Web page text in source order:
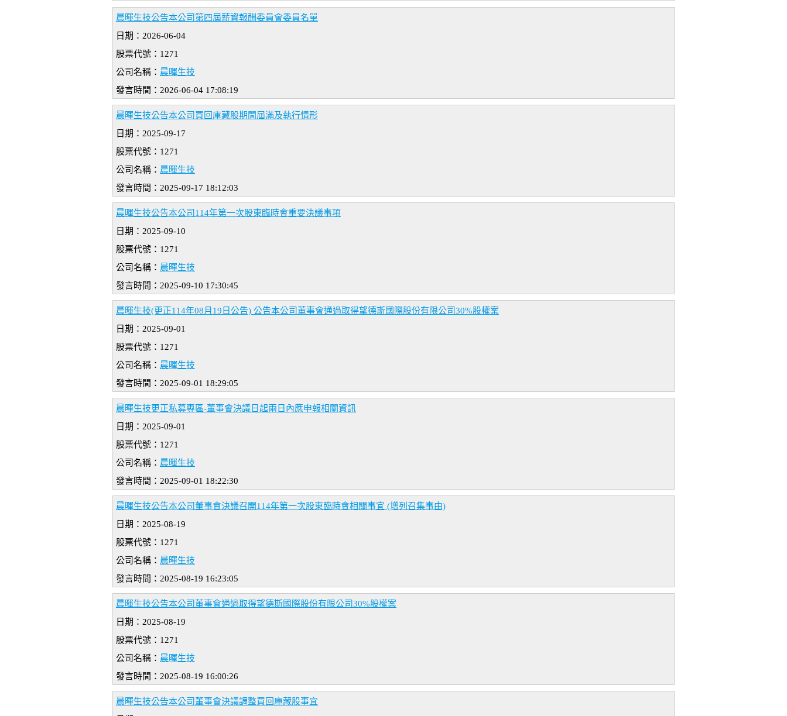
晨暉生技公告本公司第四屆薪資報酬委員會委員名單
日期：2026-06-04
股票代號：1271
公司名稱： 晨暉生技
發言時間：2026-06-04 17:08:19
晨暉生技公告本公司買回庫藏股期間屆滿及執行情形
日期：2025-09-17
股票代號：1271
公司名稱： 晨暉生技
發言時間：2025-09-17 18:12:03
晨暉生技公告本公司114年第一次股東臨時會重要決議事項
日期：2025-09-10
股票代號：1271
公司名稱： 晨暉生技
發言時間：2025-09-10 17:30:45
晨暉生技(更正114年08月19日公告) 公告本公司董事會通過取得望德斯國際股份有限公司30%股權案
日期：2025-09-01
股票代號：1271
公司名稱： 晨暉生技
發言時間：2025-09-01 18:29:05
晨暉生技更正私募專區-董事會決議日起兩日內應申報相關資訊
日期：2025-09-01
股票代號：1271
公司名稱： 晨暉生技
發言時間：2025-09-01 18:22:30
晨暉生技公告本公司董事會決議召開114年第一次股東臨時會相關事宜 (增列召集事由)
日期：2025-08-19
股票代號：1271
公司名稱： 晨暉生技
發言時間：2025-08-19 16:23:05
晨暉生技公告本公司董事會通過取得望德斯國際股份有限公司30%股權案
日期：2025-08-19
股票代號：1271
公司名稱： 晨暉生技
發言時間：2025-08-19 16:00:26
晨暉生技公告本公司董事會決議調整買回庫藏股事宜